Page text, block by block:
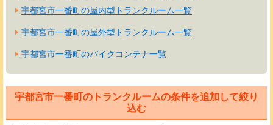
宇都宮市一番町の屋内型トランクルーム一覧
宇都宮市一番町の屋外型トランクルーム一覧
宇都宮市一番町のバイクコンテナ一覧
宇都宮市一番町のトランクルームの条件を追加して絞り
込む